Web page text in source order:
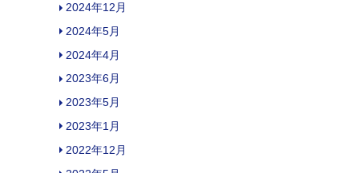
2024年12月
2024年5月
2024年4月
2023年6月
2023年5月
2023年1月
2022年12月